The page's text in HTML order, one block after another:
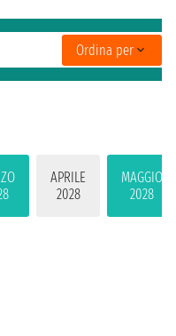
APRILE
2028
MAGGIO
2028
Ordina per